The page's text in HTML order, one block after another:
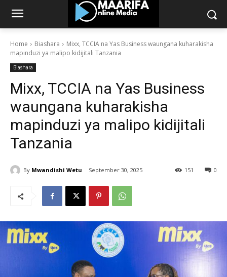
Home Biashara
Mixx, TCCIA na Yas Business waungana kuharakisha
mapinduzi ya malipo kidijitali Tanzania
Biashara
Mixx, TCCIA na Yas Business
waungana kuharakisha
mapinduzi ya malipo kidijitali
Tanzania
By Mwandishi Wetu September 30, 2025 0
151